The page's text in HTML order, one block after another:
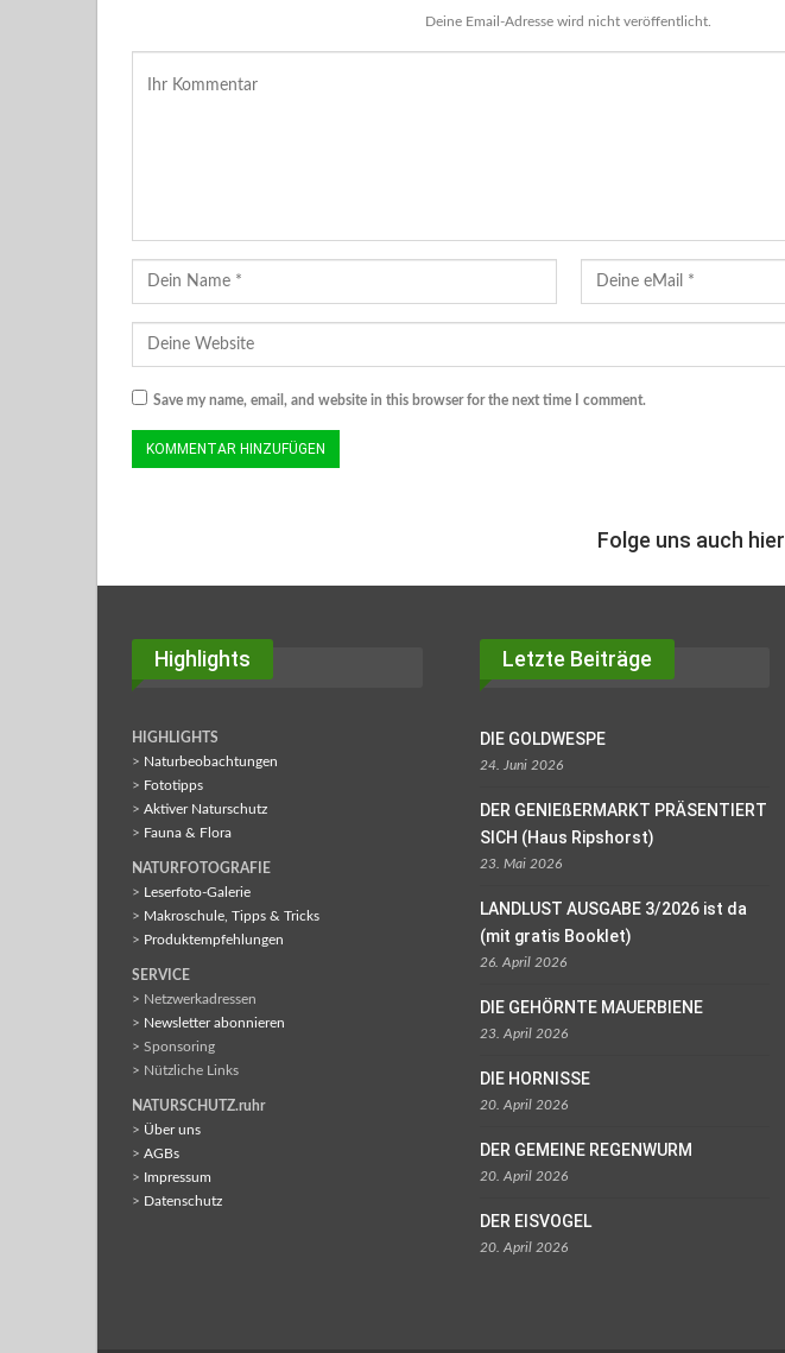
Deine Email-Adresse wird nicht veröffentlicht.
Save my name, email, and website in this browser for the next time I comment.
Folge uns auch hier
Highlights
HIGHLIGHTS
> Naturbeobachtungen
> Fototipps
> Aktiver Naturschutz
> Fauna & Flora
NATURFOTOGRAFIE
> Leserfoto-Galerie
> Makroschule, Tipps & Tricks
> Produktempfehlungen
SERVICE
> Netzwerkadressen
> Newsletter abonnieren
> Sponsoring
> Nützliche Links
NATURSCHUTZ.ruhr
> Über uns
> AGBs
> Impressum
> Datenschutz
Letzte Beiträge
DIE GOLDWESPE
24. Juni 2026
DER GENIEßERMARKT PRÄSENTIERT
SICH (Haus Ripshorst)
23. Mai 2026
LANDLUST AUSGABE 3/2026 ist da
(mit gratis Booklet)
26. April 2026
DIE GEHÖRNTE MAUERBIENE
23. April 2026
DIE HORNISSE
20. April 2026
DER GEMEINE REGENWURM
20. April 2026
DER EISVOGEL
20. April 2026